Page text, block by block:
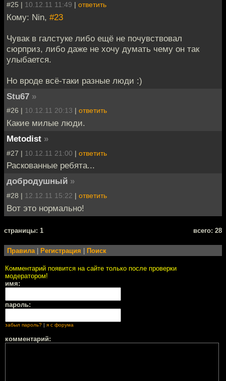
#25 | 10.12.11 11:49 | ответить
Кому: Nin, #23
Чувак в галстуке либо ещё не почувствовал
сюрприз, либо даже не хочу думать чему он так
улыбается.
Но вроде всё-таки разные люди :)
Stu67 »
#26 | 10.12.11 20:13 | ответить
Какие милые люди.
Metodist »
#27 | 10.12.11 21:00 | ответить
Раскованные ребята...
добродушный »
#28 | 12.12.11 15:22 | ответить
Вот это нормально!
cтраницы: 1 всего: 28
Правила | Регистрация | Поиск
Комментарий появится на сайте только после проверки
модератором!
имя:
пароль:
забыл пароль? | я с форума
комментарий: